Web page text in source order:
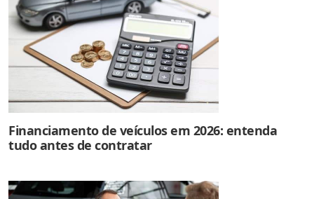
Financiamento de veículos em 2026: entenda
tudo antes de contratar